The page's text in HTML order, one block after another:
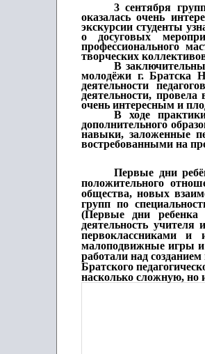
3 сентября
оказалась очень
экскурсии студенты
о досуговых
профессионального
творческих
В
молодёжи г. Братска
деятельности
деятельности,
очень интересным и
В ходе
дополнительного
навыки, заложенные
востребованными на
Первые дни
положительного
общества, новых
групп по
(Первые дни ребенка
деятельность
первоклассниками
малоподвижные игры и
работали над
Братского
насколько сложную, но